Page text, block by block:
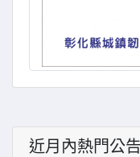
近月內熱門公告